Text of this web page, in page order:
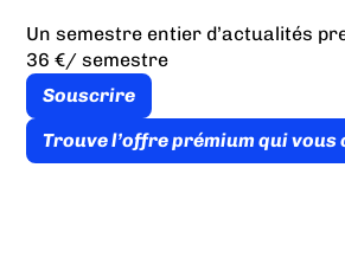
Un semestre entier d’actualités
36 €/ semestre
Souscrire
Trouve l’offre prémium qui